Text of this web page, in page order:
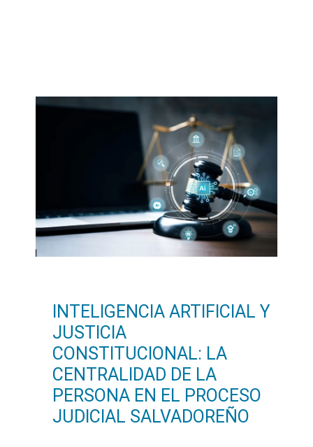
INTELIGENCIA ARTIFICIAL Y
JUSTICIA
CONSTITUCIONAL: LA
CENTRALIDAD DE LA
PERSONA EN EL PROCESO
JUDICIAL SALVADOREÑO